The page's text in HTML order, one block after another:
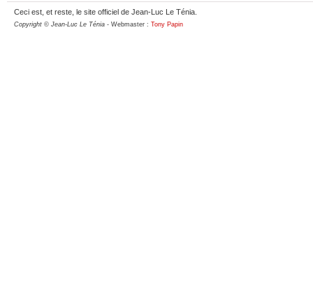
Ceci est, et reste, le site officiel de Jean-Luc Le Ténia.
Copyright © Jean-Luc Le Ténia - Webmaster : Tony Papin